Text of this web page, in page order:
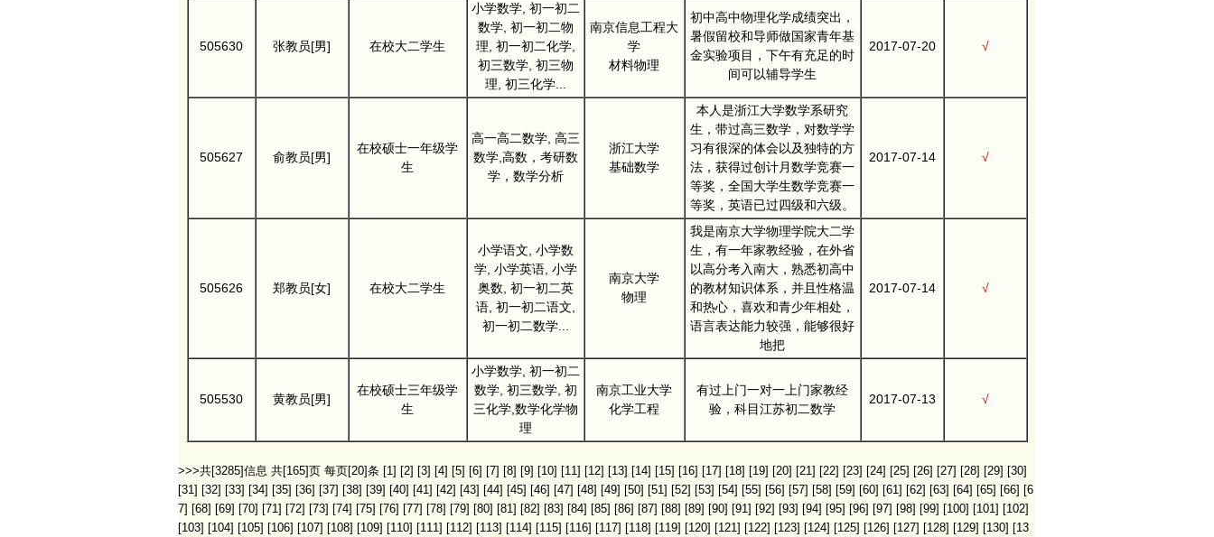
505630 张教员[男] 在校大二学生
小学数学, 初一初二
数学, 初一初二物
理, 初一初二化学,
初三数学, 初三物
理, 初三化学...
南京信息工程大
学
材料物理
初中高中物理化学成绩突出，
暑假留校和导师做国家青年基
金实验项目，下午有充足的时
间可以辅导学生
2017-07-20 √
505627 俞教员[男]
在校硕士一年级学
生
高一高二数学, 高三
数学,高数，考研数
学，数学分析
浙江大学
基础数学
本人是浙江大学数学系研究
生，带过高三数学，对数学学
习有很深的体会以及独特的方
法，获得过创计月数学竞赛一
等奖，全国大学生数学竞赛一
等奖，英语已过四级和六级。
2017-07-14 √
505626 郑教员[女] 在校大二学生
小学语文, 小学数
学, 小学英语, 小学
奥数, 初一初二英
语, 初一初二语文,
初一初二数学...
南京大学
物理
我是南京大学物理学院大二学
生，有一年家教经验，在外省
以高分考入南大，熟悉初高中
的教材知识体系，并且性格温
和热心，喜欢和青少年相处，
语言表达能力较强，能够很好
地把
2017-07-14 √
505530 黄教员[男]
在校硕士三年级学
生
小学数学, 初一初二
数学, 初三数学, 初
三化学,数学化学物
理
南京工业大学
化学工程
有过上门一对一上门家教经
验，科目江苏初二数学
2017-07-13 √
>>>共[3285]信息 共[165]页 每页[20]条 [1] [2] [3] [4] [5] [6] [7] [8] [9] [10] [11] [12] [13] [14] [15] [16] [17] [18] [19] [20] [21] [22] [23] [24] [25] [26] [27] [28] [29] [30]
[31] [32] [33] [34] [35] [36] [37] [38] [39] [40] [41] [42] [43] [44] [45] [46] [47] [48] [49] [50] [51] [52] [53] [54] [55] [56] [57] [58] [59] [60] [61] [62] [63] [64] [65] [66] [6
7] [68] [69] [70] [71] [72] [73] [74] [75] [76] [77] [78] [79] [80] [81] [82] [83] [84] [85] [86] [87] [88] [89] [90] [91] [92] [93] [94] [95] [96] [97] [98] [99] [100] [101] [102]
[103] [104] [105] [106] [107] [108] [109] [110] [111] [112] [113] [114] [115] [116] [117] [118] [119] [120] [121] [122] [123] [124] [125] [126] [127] [128] [129] [130] [13